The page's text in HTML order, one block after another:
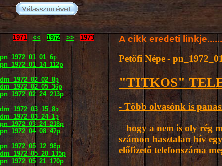
Petőfi Népe -
"TITKOS"
- Több olvasónk is
hogy a nem is oly rég
számon hasztalan hív
előfizető telefonszáma
A cikk eredeti
pn_1972_01_01_6p
pn_1972_01_14_112p
dm_1972_02_02_8p
dm_1972_02_05_36p
pn_1972_02_24_213p
dm_1972_03_15_8p
dm_1972_03_24_1p
pn_1972_03_24_218p
pn_1972_04_08_47p
pn_1972_05_12_98p
dm_1972_05_20_135p
pn_1972_05_21_170p
1971 << 1972 >> 1973